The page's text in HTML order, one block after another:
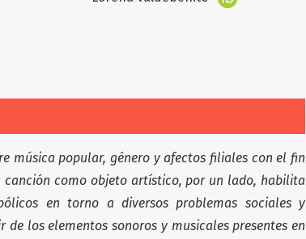
música popular, género y afectos filiales con el fin
como objeto artístico, por un lado, habilita
en torno a diversos problemas sociales y
los elementos sonoros y musicales presentes en